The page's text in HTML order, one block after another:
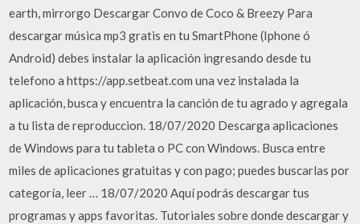
earth, mirrorgo Descargar Convo de Coco & Breezy Para
descargar música mp3 gratis en tu SmartPhone (Iphone ó
Android) debes instalar la aplicación ingresando desde tu
telefono a https://app.setbeat.com una vez instalada la
aplicación, busca y encuentra la canción de tu agrado y agregala
a tu lista de reproduccion. 18/07/2020 Descarga aplicaciones
de Windows para tu tableta o PC con Windows. Busca entre
miles de aplicaciones gratuitas y con pago; puedes buscarlas por
categoría, leer … 18/07/2020 Aquí podrás descargar tus
programas y apps favoritas. Tutoriales sobre donde descargar y